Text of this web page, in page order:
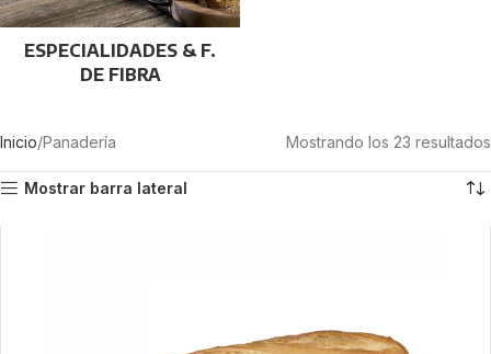
ESPECIALIDADES & F.
DE FIBRA
Inicio Panadería Mostrando los 23 resultados
Mostrar barra lateral